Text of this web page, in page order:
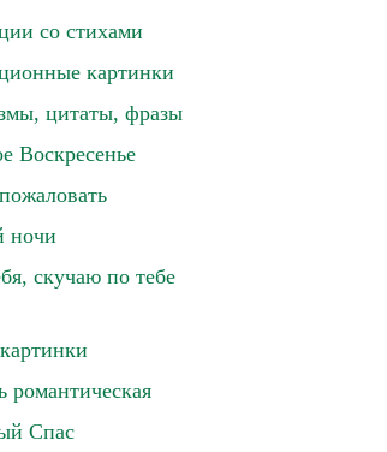
со стихами
картинки
цитаты, фразы
Воскресенье
ночи
скучаю по тебе
романтическая
Спас